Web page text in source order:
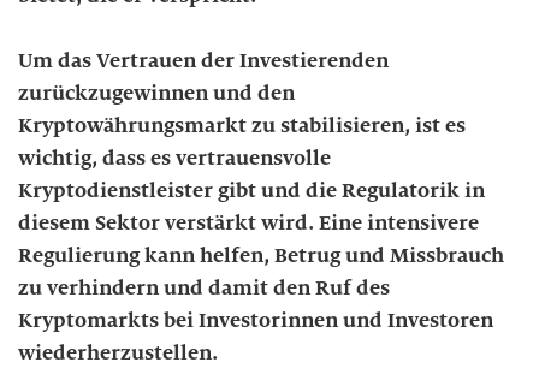
Um das Vertrauen der Investierenden
zurückzugewinnen und den
Kryptowährungsmarkt zu stabilisieren, ist es
wichtig, dass es vertrauensvolle
Kryptodienstleister gibt und die Regulatorik in
diesem Sektor verstärkt wird. Eine intensivere
Regulierung kann helfen, Betrug und Missbrauch
zu verhindern und damit den Ruf des
Kryptomarkts bei Investorinnen und Investoren
wiederherzustellen.